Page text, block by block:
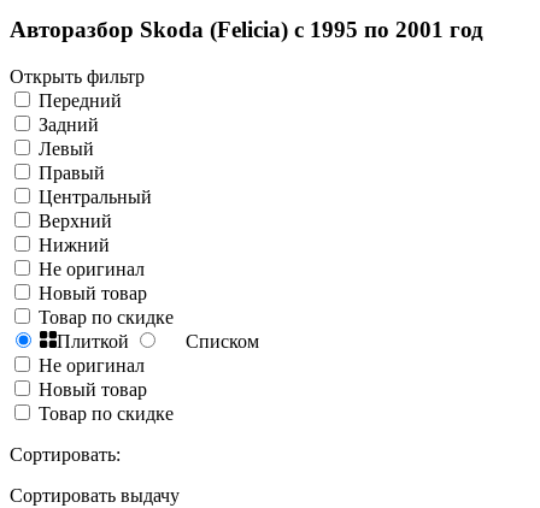
Авторазбор Skoda (Felicia) с 1995 по 2001 год
Открыть фильтр
Передний
Задний
Левый
Правый
Центральный
Верхний
Нижний
Не оригинал
Новый товар
Товар по скидке
Плиткой
Списком
Не оригинал
Новый товар
Товар по скидке
Сортировать:
Сортировать выдачу